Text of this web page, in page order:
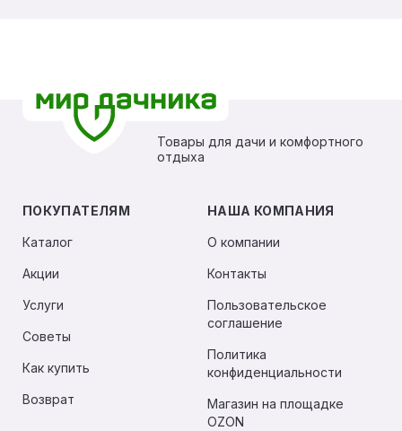
Товары для дачи и комфортного
отдыха
ПОКУПАТЕЛЯМ
Каталог
Акции
Услуги
Советы
Как купить
Возврат
НАША КОМПАНИЯ
О компании
Контакты
Пользовательское
соглашение
Политика
конфиденциальности
Магазин на площадке
OZON